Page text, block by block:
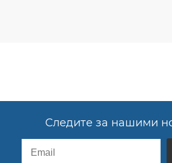
Следите за нашими